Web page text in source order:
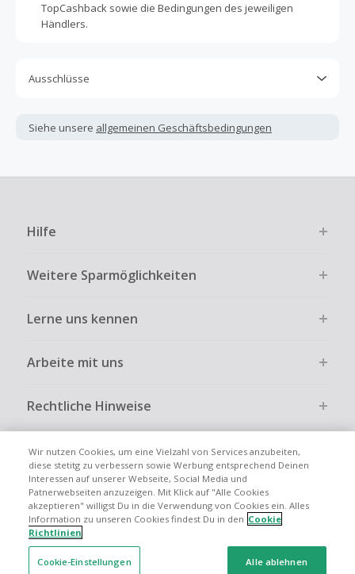
TopCashback sowie die Bedingungen des jeweiligen
Händlers.
Ausschlüsse
andere Sparprogramme verwendet werden, die nicht
ausdrücklich auf dieser Händlerseite von TopCashback
Kein Cashback für den Kauf von Geschenkgutscheinen
Bezahlvorgang ist nur dann cashbackfähig, wenn dies
ausdrücklich auf der Händlerseite erlaubt ist.
Stornierung, Kündigung eines Abonnements oder Widerruf
Gewerbliche, Reseller- oder ungewöhnlich große
Cashback ausgeschlossen.
über TopCashback gestartet wurde.
Siehe unsere allgemeinen Geschäftsbedingungen
Hilfe
Weitere Sparmöglichkeiten
Lerne uns kennen
Arbeite mit uns
Rechtliche Hinweise
Globale Websites UK US CN JP FR AU
Wir nutzen Cookies, um eine Vielzahl von Services anzubeiten,
diese stetitg zu verbessern sowie Werbung entsprechend Deinen
Interessen auf unserer Webseite, Social Media und
Patnerwebseiten anzuzeigen. Mit Klick auf "Alle Cookies
akzeptieren" willigst Du in die Verwendung von Cookies ein. Alles
Information zu unseren Cookies findest Du in den Cookie
Richtlinien
Cookie-Einstellungen Alle ablehnen